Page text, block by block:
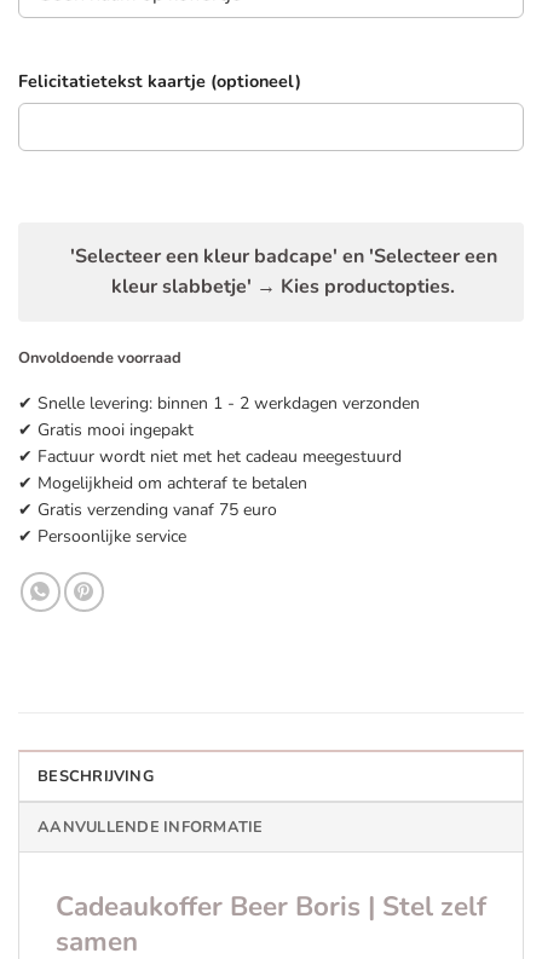
Felicitatietekst kaartje (optioneel)
'Selecteer een kleur badcape' en 'Selecteer een
kleur slabbetje' → Kies productopties.
Onvoldoende voorraad
✔ Snelle levering: binnen 1 - 2 werkdagen verzonden
✔ Gratis mooi ingepakt
✔ Factuur wordt niet met het cadeau meegestuurd
✔ Mogelijkheid om achteraf te betalen
✔ Gratis verzending vanaf 75 euro
✔ Persoonlijke service
BESCHRIJVING
AANVULLENDE INFORMATIE
Cadeaukoffer Beer Boris | Stel zelf
samen